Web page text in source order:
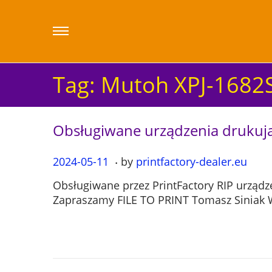
Tag: Mutoh XPJ-
Obsługiwane urządzenia
P
s
t
2024-05-11 2
2
4
. by printfactory-dealer.eu
Obsługiwane przez PrintFactory RIP
Zapraszamy FILE TO PRINT Tomasz